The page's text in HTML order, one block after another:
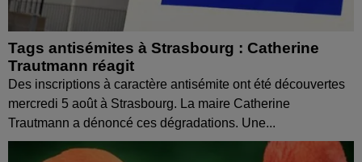
Tags antisémites à Strasbourg : Catherine
Trautmann réagit
Des inscriptions à caractère antisémite ont été découvertes
mercredi 5 août à Strasbourg. La maire Catherine
Trautmann a dénoncé ces dégradations. Une...